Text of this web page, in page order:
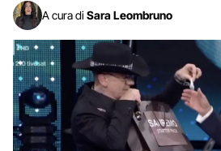
A cura di Sara Leombruno